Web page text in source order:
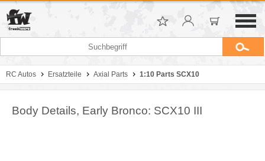
RC Autos Ersatzteile Axial Parts 1:10 Parts SCX10
Body Details, Early Bronco: SCX10 III